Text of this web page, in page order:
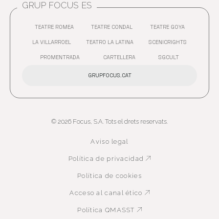
GRUP FOCUS ES
TEATRE ROMEAABRE EN NUEVA VENTANA
TEATRE CONDAL ABRE EN NUEVA VENTANA
TEATRE GOYAABRE EN
LA VILLARROEL ABRE EN NUEVA VENTANA
TEATRO LA LATINA ABRE EN NUEVA VENTANA
SCENICRIGHTS
PROMENTRADA ABRE EN NUEVA VENTANA
CARTELLERAABRE EN NUEVA VENTANA
SGCULT
GRUPFOCUS.CAT
© 2026 Focus, S.A. Tots el drets reservats.
Aviso legal
Política de privacidad
Política de cookies
Acceso al canal ético Abre en nueva
Política QMASST Abre en nueva